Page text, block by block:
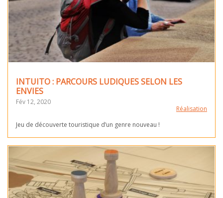
INTUITO : PARCOURS LUDIQUES SELON LES
ENVIES
Fév 12, 2020
Réalisation
Jeu de découverte touristique d’un genre nouveau !